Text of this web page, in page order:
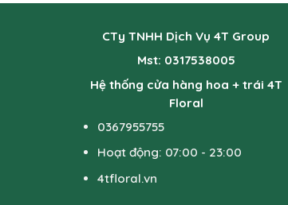
CTy TNHH Dịch Vụ 4T Group
Mst: 0317538005
Hệ thống cửa hàng hoa + trái 4T
Floral
0367955755
Hoạt động: 07:00 - 23:00
4tfloral.vn